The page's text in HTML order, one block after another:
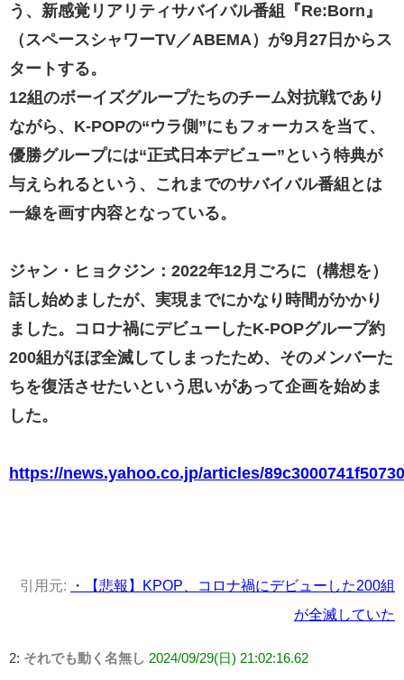
う、新感覚リアリティサバイバル番組『Re:Born』
（スペースシャワーTV／ABEMA）が9月27日からス
タートする。
12組のボーイズグループたちのチーム対抗戦であり
ながら、K-POPの“ウラ側”にもフォーカスを当て、
優勝グループには“正式日本デビュー”という特典が
与えられるという、これまでのサバイバル番組とは
一線を画す内容となっている。
ジャン・ヒョクジン：2022年12月ごろに（構想を）
話し始めましたが、実現までにかなり時間がかかり
ました。コロナ禍にデビューしたK-POPグループ約
200組がほぼ全滅してしまったため、そのメンバーた
ちを復活させたいという思いがあって企画を始めま
した。
https://news.yahoo.co.jp/articles/
引用元:
・【悲報】KPOP、コロナ禍にデビューした200組
が全滅していた
2: それでも動く名無し 2024/09/29(日) 21:02:16.62